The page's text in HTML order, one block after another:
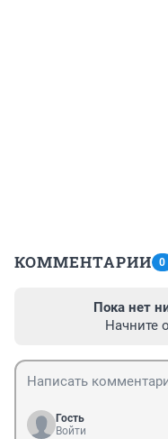
КОММЕНТАРИИ 0
Пока нет
Начните
Гость
Войти